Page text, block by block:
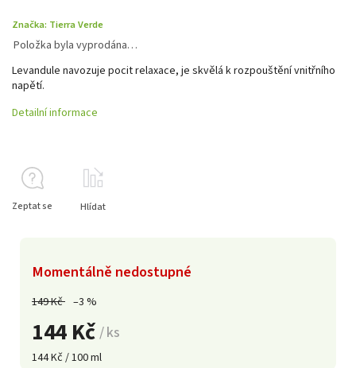
Značka: Tierra Verde
149 Kč –3 %
144 Kč / ks
144 Kč / 100 ml
Momentálně nedostupné
Položka byla vyprodána…
Levandule navozuje pocit relaxace, je skvělá k rozpouštění vnitřního
napětí.
Detailní informace
Zeptat se Hlídat